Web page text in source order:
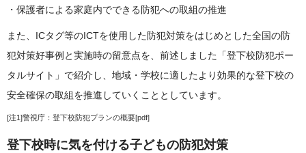
保護者による家庭内でできる防犯への取組の推進
また、ICタグ等のICTを使用した防犯対策をはじめとした全国の防
犯対策好事例と実施時の留意点を、前述しました「登下校防犯ポー
タルサイト」で紹介し、地域・学校に適したより効果的な登下校の
安全確保の取組を推進していくこととしています。
[注1]警視庁：登下校防犯プランの概要[pdf]
登下校時に気を付ける子どもの防犯対策